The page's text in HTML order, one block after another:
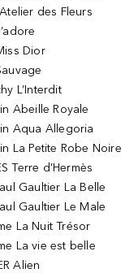
des Fleurs
Dior
L’Interdit
Abeille Royale
Aqua Allegoria
La Petite Robe Noire
Terre d’Hermès
Gaultier La Belle
Gaultier Le Male
La Nuit Trésor
La vie est belle
Alien